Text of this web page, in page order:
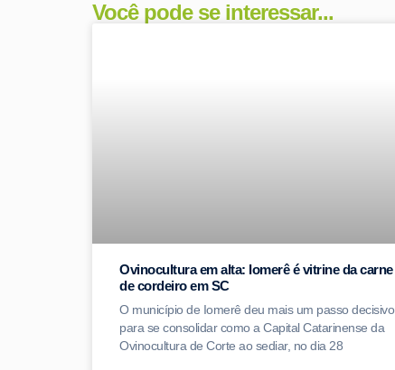
Você pode se interessar...
Ovinocultura em alta: Iomerê é vitrine da carne
de cordeiro em SC
O município de Iomerê deu mais um passo decisivo
para se consolidar como a Capital Catarinense da
Ovinocultura de Corte ao sediar, no dia 28